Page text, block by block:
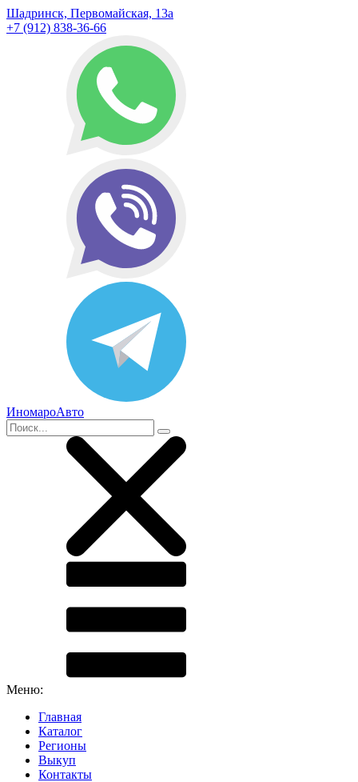
Шадринск, Первомайская, 13а
+7 (912) 838-36-66
ИномароАвто
Меню:
Главная
Каталог
Регионы
Выкуп
Контакты